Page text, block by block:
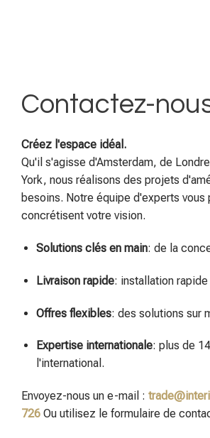
Contactez-
Créez l'espace idéal.
Qu'il s'agisse d'Amsterdam, de
York, nous réalisons des projets
besoins. Notre équipe d'experts
concrétisent votre vision.
Solutions clés en main: de la
Livraison rapide: installation
Offres flexibles: des solutions sur
Expertise internationale: plus de
l'international.
Envoyez-nous un e-mail :
726 Ou utilisez le formulaire de